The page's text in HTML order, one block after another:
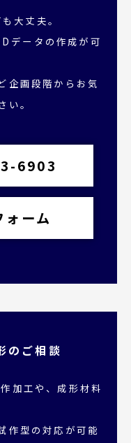
大丈夫。
データの作成が可
企画段階からお気
い。
6903
ォーム
のご相談
加工や、成形材料
作型の対応が可能